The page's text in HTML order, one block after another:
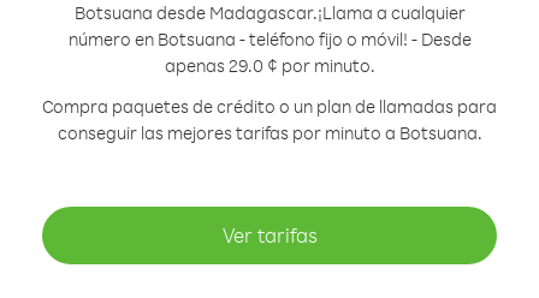
Botsuana desde Madagascar.¡Llama a cualquier
número en Botsuana - teléfono fijo o móvil! - Desde
apenas 29.0 ¢ por minuto.
Compra paquetes de crédito o un plan de llamadas para
conseguir las mejores tarifas por minuto a Botsuana.
Ver tarifas